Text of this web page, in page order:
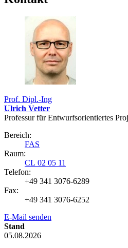
Prof. Dipl.-Ing
Ulrich Vetter
Professur für Entwurfs­orientiertes
Bereich:
FAS
Raum:
CL 02 05 11
Telefon:
+49 341 3076-6289
Fax:
+49 341 3076-6252
E-Mail senden
Stand
05.08.2026